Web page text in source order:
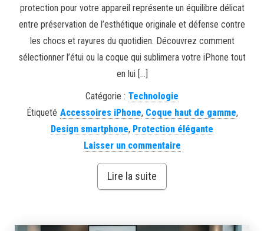
protection pour votre appareil représente un équilibre délicat
entre préservation de l’esthétique originale et défense contre
les chocs et rayures du quotidien. Découvrez comment
sélectionner l’étui ou la coque qui sublimera votre iPhone tout
en lui […]
Catégorie : Technologie
Étiqueté Accessoires iPhone, Coque haut de gamme,
Design smartphone, Protection élégante
Laisser un commentaire
Lire la suite